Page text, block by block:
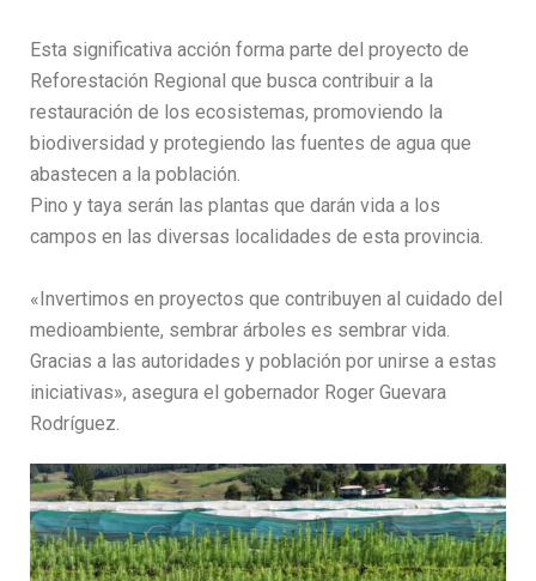
Esta significativa acción forma parte del proyecto de
Reforestación Regional que busca contribuir a la
restauración de los ecosistemas, promoviendo la
biodiversidad y protegiendo las fuentes de agua que
abastecen a la población.
Pino y taya serán las plantas que darán vida a los
campos en las diversas localidades de esta provincia.
«Invertimos en proyectos que contribuyen al cuidado del
medioambiente, sembrar árboles es sembrar vida.
Gracias a las autoridades y población por unirse a estas
iniciativas», asegura el gobernador Roger Guevara
Rodríguez.